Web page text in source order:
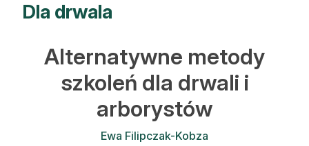
Artykuły
Hodowla lasu
Ochrona lasu
Nowe technologie
Dla drwala
Alternatywne metody
szkoleń dla drwali i
arborystów
Ewa Filipczak-Kobza